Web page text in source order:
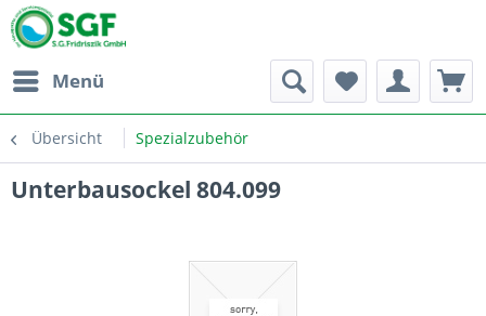
Menü
Übersicht Spezialzubehör
Unterbausockel 804.099